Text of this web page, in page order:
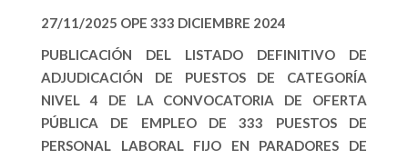
27/11/2025 OPE 333 DICIEMBRE 2024
PUBLICACIÓN DEL LISTADO DEFINITIVO DE
ADJUDICACIÓN DE PUESTOS DE CATEGORÍA
NIVEL 4 DE LA CONVOCATORIA DE OFERTA
PÚBLICA DE EMPLEO DE 333 PUESTOS DE
PERSONAL LABORAL FIJO EN PARADORES DE